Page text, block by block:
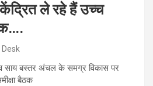
ले रहे हैं उच्च
Desk
साय बस्तर अंचल के समग्र विकास पर
बैठक